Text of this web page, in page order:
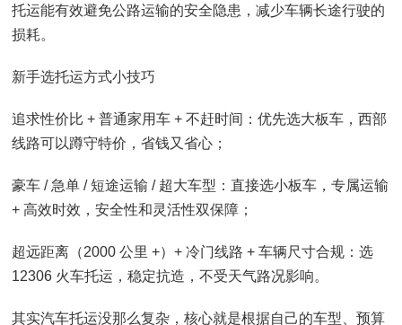
托运能有效避免公路运输的安全隐患，减少车辆长途行驶的
损耗。
新手选托运方式小技巧
追求性价比 + 普通家用车 + 不赶时间：优先选大板车，西部
线路可以蹲守特价，省钱又省心；
豪车 / 急单 / 短途运输 / 超大车型：直接选小板车，专属运输
+ 高效时效，安全性和灵活性双保障；
超远距离（2000 公里 +）+ 冷门线路 + 车辆尺寸合规：选
12306 火车托运，稳定抗造，不受天气路况影响。
其实汽车托运没那么复杂，核心就是根据自己的车型、预算